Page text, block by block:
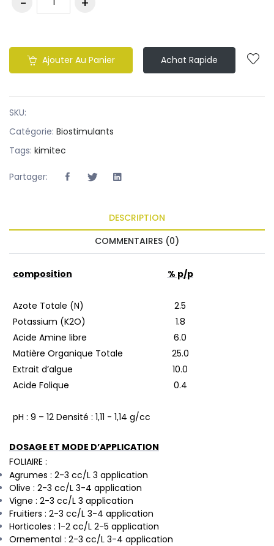
Ajouter Au Panier Achat Rapide
SKU:
Catégorie: Biostimulants
Tags: kimitec
Partager:
DESCRIPTION
COMMENTAIRES (0)
composition % p/p
Azote Totale (N)
2.5
Potassium (K2O)
1.8
Acide Amine libre
6.0
Matière Organique Totale
25.0
Extrait d’algue
10.0
Acide Folique
0.4
pH : 9 – 12 Densité : 1,11 - 1,14 g/cc
DOSAGE ET MODE D’APPLICATION
FOLIAIRE :
Agrumes : 2-3 cc/L 3 application
Olive : 2-3 cc/L 3-4 application
Vigne : 2-3 cc/L 3 application
Fruitiers : 2-3 cc/L 3-4 application
Horticoles : 1-2 cc/L 2-5 application
Ornemental : 2-3 cc/L 3-4 application